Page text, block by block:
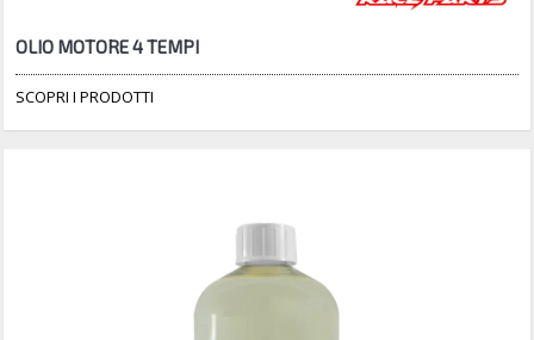
OLIO MOTORE 4 TEMPI
SCOPRI I PRODOTTI